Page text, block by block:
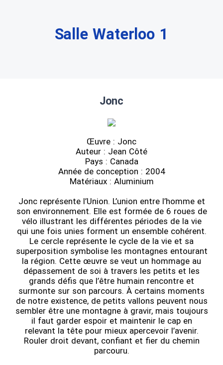
Salle Waterloo 1
Jonc
Œuvre : Jonc
Auteur : Jean Côté
Pays : Canada
Année de conception : 2004
Matériaux : Aluminium
Jonc représente l’Union. L’union entre l’homme et
son environnement. Elle est formée de 6 roues de
vélo illustrant les différentes périodes de la vie
qui une fois unies forment un ensemble cohérent.
Le cercle représente le cycle de la vie et sa
superposition symbolise les montagnes entourant
la région. Cette œuvre se veut un hommage au
dépassement de soi à travers les petits et les
grands défis que l’être humain rencontre et
surmonte sur son parcours. À certains moments
de notre existence, de petits vallons peuvent nous
sembler être une montagne à gravir, mais toujours
il faut garder espoir et maintenir le cap en
relevant la tête pour mieux apercevoir l’avenir.
Rouler droit devant, confiant et fier du chemin
parcouru.